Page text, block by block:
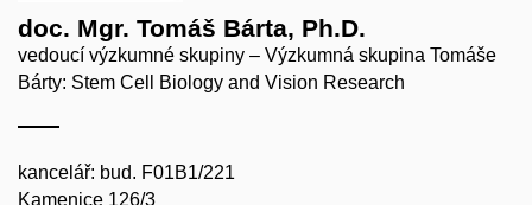
doc. Mgr. Tomáš Bárta, Ph.D.
vedoucí výzkumné skupiny – Výzkumná skupina Tomáše
Bárty: Stem Cell Biology and Vision Research
kancelář: bud. F01B1/221
Kamenice 126/3